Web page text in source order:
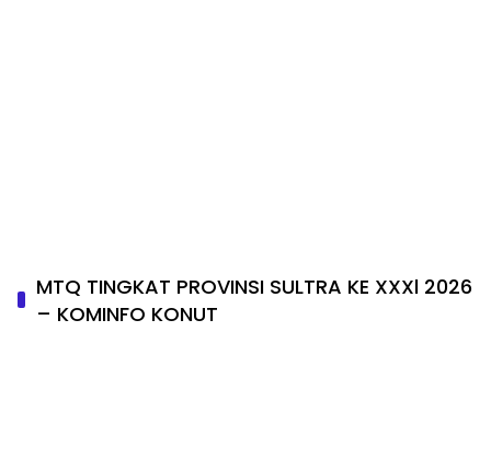
MTQ TINGKAT PROVINSI SULTRA KE XXXl 2026
– KOMINFO KONUT